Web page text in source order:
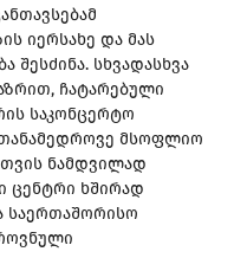
იერსახე და მას
სხვადასხვა
ჩატარებული
საკონცერტო
თანამედროვე მსოფლიო
ნამდვილად
ცენტრი ხშირად
საერთაშორისო